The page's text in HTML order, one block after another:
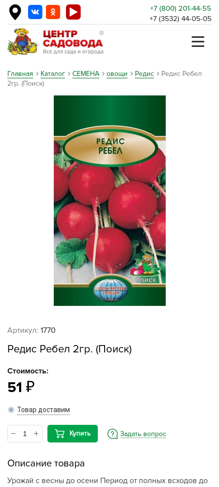
+7 (800) 201-44-55
+7 (3532) 44-05-05
Главная Каталог СЕМЕНА овощи Редис
Редис Ребел
2гр. (Поиск)
Артикул: 1770
Редис Ребел 2гр. (Поиск)
Стоимость:
51
Товар доставим
Купить Задать вопрос
Описание товара
Урожай с весны до осени Период от полных всходов до